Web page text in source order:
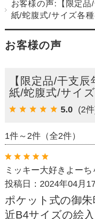
お客様の声:【限定
紙/蛇腹式/サイズ各
お客様の声
【限定品/干支
紙/蛇腹式/サイ
5.0 (2
1件～2件（全2件）
ミッキー大好きよーち
投稿日：2024年04月
ポケット式の御
近B4サイズの絵